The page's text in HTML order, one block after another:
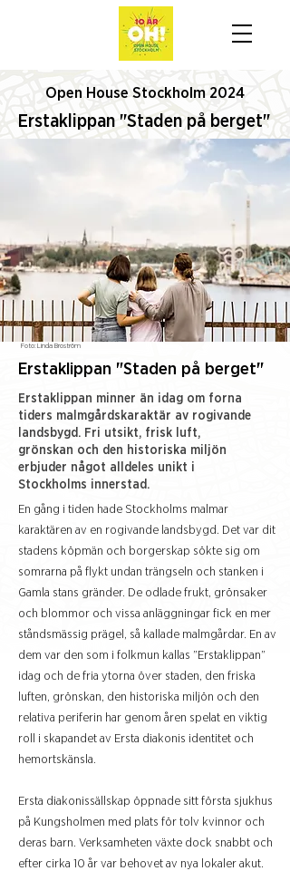
Open House Stockholm 2024
Erstaklippan "Staden på berget"
Foto:Linda Broström
Erstaklippan "Staden på berget"
Erstaklippan minner än idag om forna
tiders malmgårdskaraktär av rogivande
landsbygd. Fri utsikt, frisk luft,
grönskan och den historiska miljön
erbjuder något alldeles unikt i
Stockholms innerstad.
En gång i tiden hade Stockholms malmar
karaktären av en rogivande landsbygd. Det var dit
stadens köpmän och borgerskap sökte sig om
somrarna på flykt undan trängseln och stanken i
Gamla stans gränder. De odlade frukt, grönsaker
och blommor och vissa anläggningar fick en mer
ståndsmässig prägel, så kallade malmgårdar. En av
dem var den som i folkmun kallas ”Erstaklippan”
idag och de fria ytorna över staden, den friska
luften, grönskan, den historiska miljön och den
relativa periferin har genom åren spelat en viktig
roll i skapandet av Ersta diakonis identitet och
hemortskänsla.
Ersta diakonissällskap öppnade sitt första sjukhus
på Kungsholmen med plats för tolv kvinnor och
deras barn. Verksamheten växte dock snabbt och
efter cirka 10 år var behovet av nya lokaler akut.